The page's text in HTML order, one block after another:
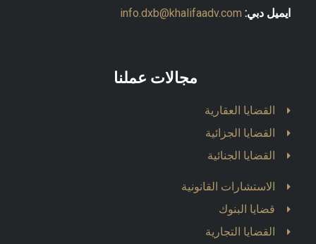
ايميل دبي: info.dxb@khalifaadv.com
مجالات عملنا
القضايا العقارية
القضايا الجزائية
القضايا الجنائية
الاستشارات القانونية
قضايا البنوك
القضايا التجارية